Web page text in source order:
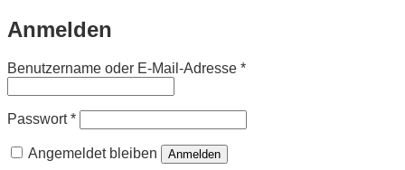
Anmelden
Benutzername oder E-Mail-Adresse *Erforderlich
Passwort*Erforderlich
Angemeldet bleiben Anmelden